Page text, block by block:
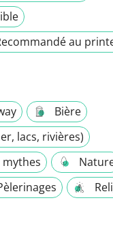
au
Bière
lacs, rivières)
mythes